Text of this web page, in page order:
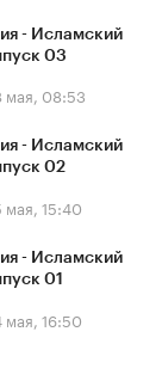
- Исламский
03
мая, 08:53
- Исламский
02
мая, 15:40
- Исламский
01
мая, 16:50